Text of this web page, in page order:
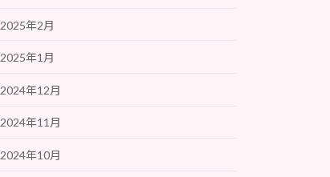
2025年2月
2025年1月
2024年12月
2024年11月
2024年10月